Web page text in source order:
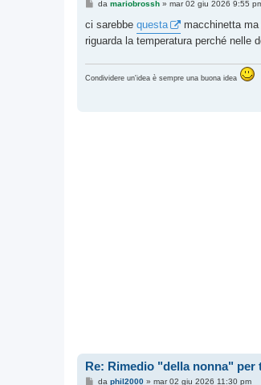
M
s
a
o
da mariobrossh» mar 02 giu 2026 9:55
ci sarebbe questa
macchinetta
riguarda la temperatura perché nelle
Condividere un'idea è sempre una buona idea
Re: Rimedio "della nonna"
Mda phil2000» mar 02 giu 2026 11:30 pm